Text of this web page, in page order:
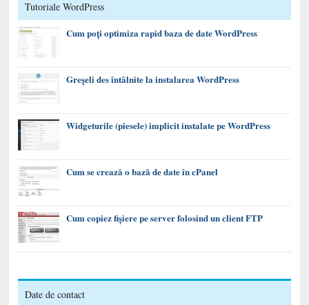
Tutoriale WordPress
Cum poți optimiza rapid baza de date WordPress
Greșeli des întâlnite la instalarea WordPress
Widgeturile (piesele) implicit instalate pe WordPress
Cum se crează o bază de date în cPanel
Cum copiez fișiere pe server folosind un client FTP
Date de contact